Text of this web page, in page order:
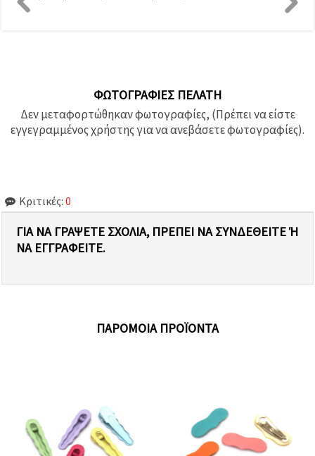
ΦΩΤΟΓΡΑΦΊΕΣ ΠΕΛΆΤΗ
Δεν μεταφορτώθηκαν φωτογραφίες, (Πρέπει να είστε
εγγεγραμμένος χρήστης για να ανεβάσετε φωτογραφίες).
Κριτικές: 0
ΓΙΑ ΝΑ ΓΡΆΨΕΤΕ ΣΧΌΛΙΑ, ΠΡΈΠΕΙ ΝΑ ΣΥΝΔΕΘΕΊΤΕ Ή Ν
Α ΕΓΓΡΑΦΕΊΤΕ.
ΠΑΡΌΜΟΙΑ ΠΡΟΪΌΝΤΑ